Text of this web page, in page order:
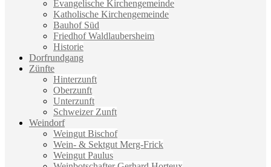
Evangelische Kirchengemeinde
Katholische Kirchengemeinde
Bauhof Süd
Friedhof Waldlaubersheim
Historie
Dorfrundgang
Zünfte
Hinterzunft
Oberzunft
Unterzunft
Schweizer Zunft
Weindorf
Weingut Bischof
Wein- & Sektgut Merg-Frick
Weingut Paulus